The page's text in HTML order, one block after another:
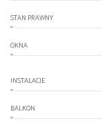
STAN PRAWNY
OKNA
INSTALACJE
BALKON